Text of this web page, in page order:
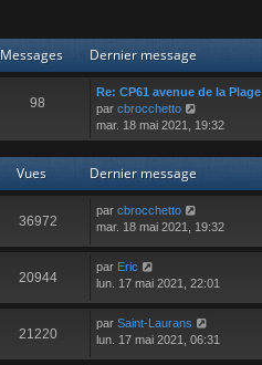
Messages Dernier message
98
Re: CP61 avenue de la Plage
par cbrocchetto
o
i
r
e
e
e
r
m
e
mar. 18 mai 2021, 19:32
Vues Dernier message
36972
par cbrocchetto
mar. 18 mai 2021, 19:32
20944
par Eric
lun. 17 mai 2021, 22:01
21220
par Saint-Laurans
lun. 17 mai 2021, 06:31